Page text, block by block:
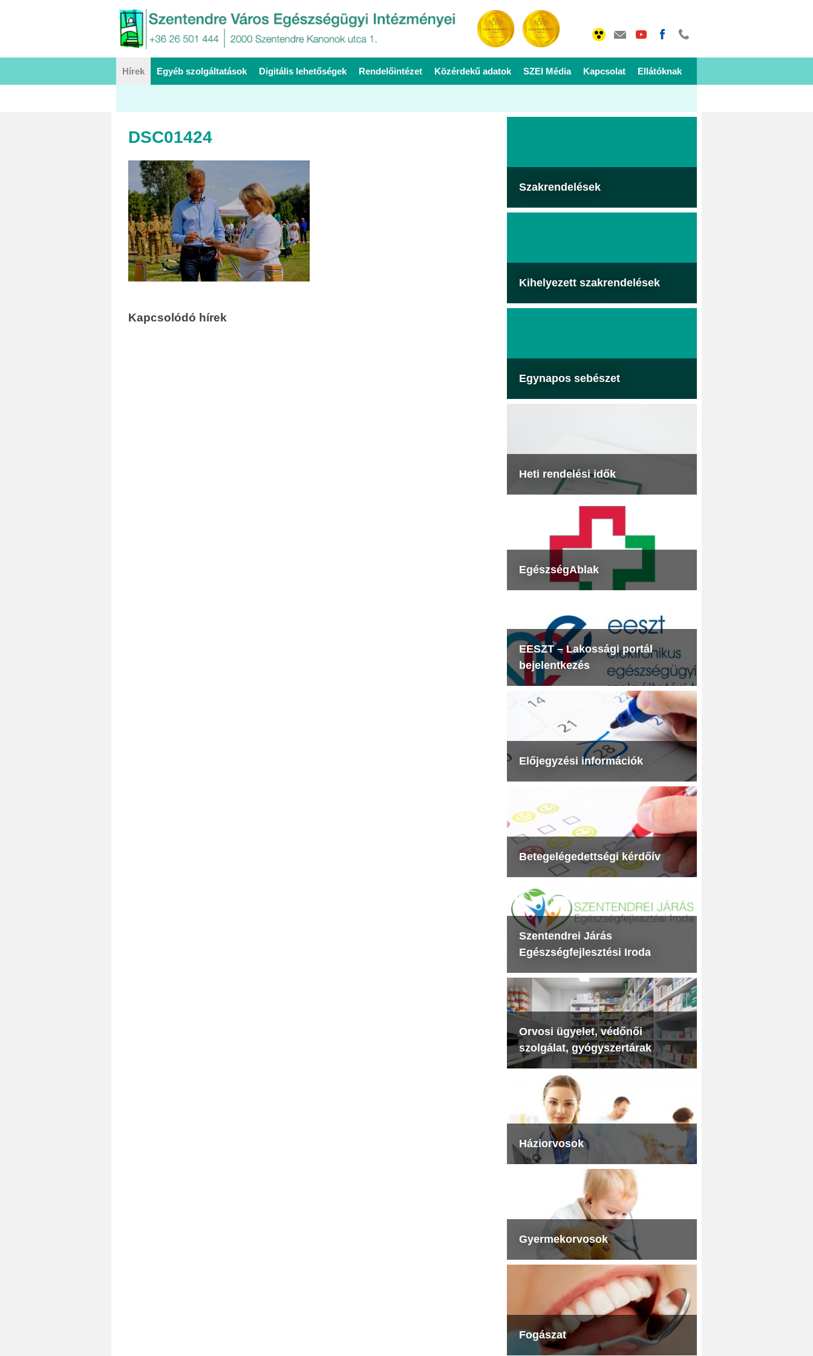
Hírek Egyéb szolgáltatások Digitális lehetőségek Rendelőintézet Közérdekű adatok SZEI Média Kapcsolat Ellátóknak
DSC01424
Kapcsolódó hírek
Szakrendelések
Kihelyezett szakrendelések
Egynapos sebészet
Heti rendelési idők
EgészségAblak
EESZT – Lakossági portál
bejelentkezés
Előjegyzési információk
Betegelégedettségi kérdőív
Szentendrei Járás
Egészségfejlesztési Iroda
Orvosi ügyelet, védőnői
szolgálat, gyógyszertárak
Háziorvosok
Gyermekorvosok
Fogászat